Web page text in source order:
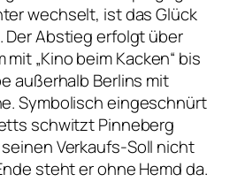
wechselt, ist das Glück
Abstieg erfolgt über
mit„Kino beim Kacken“ bis
außerhalb Berlins mit
Symbolisch eingeschnürt
schwitzt Pinneberg
Verkaufs-Soll nicht
steht er ohne Hemd da.